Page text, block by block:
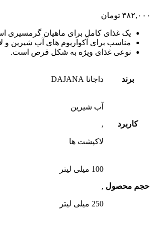
۳۸۲,۰۰۰ تومان
یک غذای کامل برای ماهیان گرمسیری
مناسب برای آکواریوم های آب شیرین و
نوعی غذای ویژه به شکل قرص است.
برند داجانا DAJANA
کاربرد
آب شیرین
,
لاکپشت ها
حجم محصول
100 میلی لیتر
,
250 میلی لیتر